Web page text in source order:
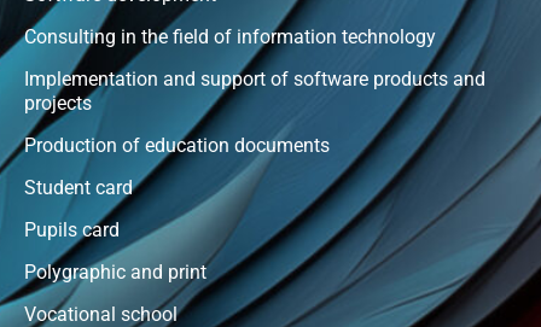
Consulting in the field of information technology
Implementation and support of software products and
projects
Production of education documents
Student card
Pupils card
Polygraphic and print
Vocational school